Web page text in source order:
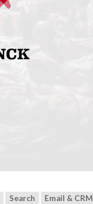
Search Email & CRM